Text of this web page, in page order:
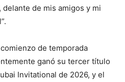
de mis amigos y mi
de temporada
ganó su tercer título
Invitational de 2026, y el